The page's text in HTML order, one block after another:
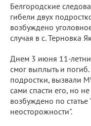
Белгородские
гибели двух
возбуждено
случая в с. Терновка
Днем 3 июня 11-
смог выплыть и
подростки, вызвали
сами спасти его, но
возбуждено по
неосторожности".